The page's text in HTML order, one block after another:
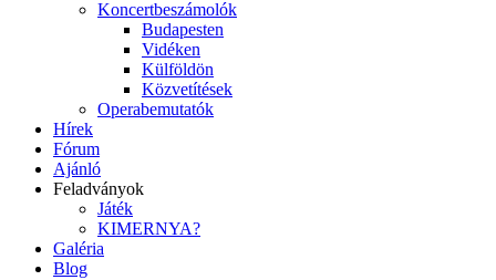
Koncertbeszámolók
Budapesten
Vidéken
Külföldön
Közvetítések
Operabemutatók
Hírek
Fórum
Ajánló
Feladványok
Játék
KIMERNYA?
Galéria
Blog